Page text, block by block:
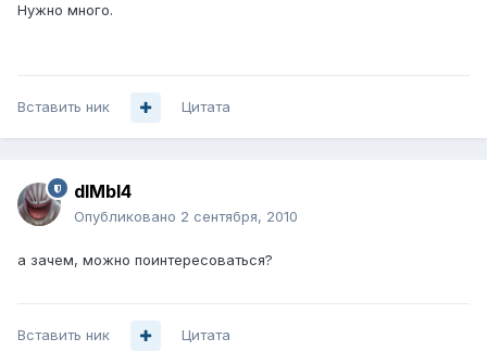
Нужно много.
Вставить ник Цитата
dIMbI4
Опубликовано 2 сентября, 2010
а зачем, можно поинтересоваться?
Вставить ник Цитата